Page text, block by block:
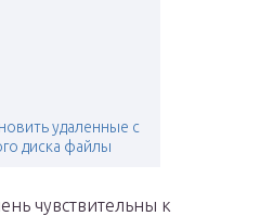
удаленные с
диска файлы
чувствительны к